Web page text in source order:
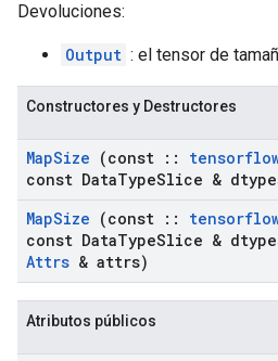
Devoluciones:
Output : el tensor de
Constructores y Destructores
MapSize (const ::
const DataTypeSlice &
MapSize (const ::
const DataTypeSlice &
Attrs & attrs)
Atributos públicos